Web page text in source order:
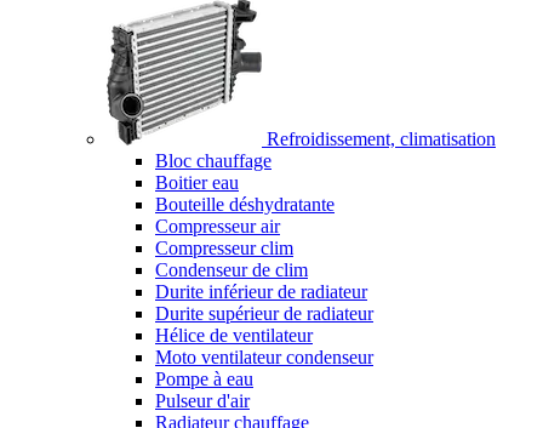
Refroidissement, climatisation
Bloc chauffage
Boitier eau
Bouteille déshydratante
Compresseur air
Compresseur clim
Condenseur de clim
Durite inférieur de radiateur
Durite supérieur de radiateur
Hélice de ventilateur
Moto ventilateur condenseur
Pompe à eau
Pulseur d'air
Radiateur chauffage